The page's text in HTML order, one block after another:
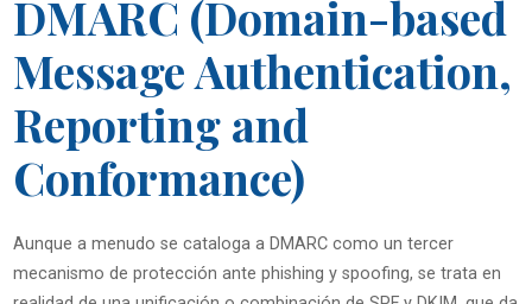
DMARC (Domain-based
Message Authentication,
Reporting and
Conformance)
Aunque a menudo se cataloga a DMARC como un tercer
mecanismo de protección ante phishing y spoofing, se trata en